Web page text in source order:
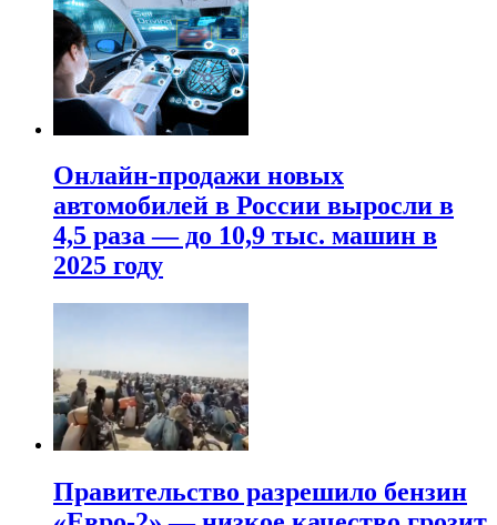
Онлайн-продажи новых
автомобилей в России выросли в
4,5 раза — до 10,9 тыс. машин в
2025 году
Правительство разрешило бензин